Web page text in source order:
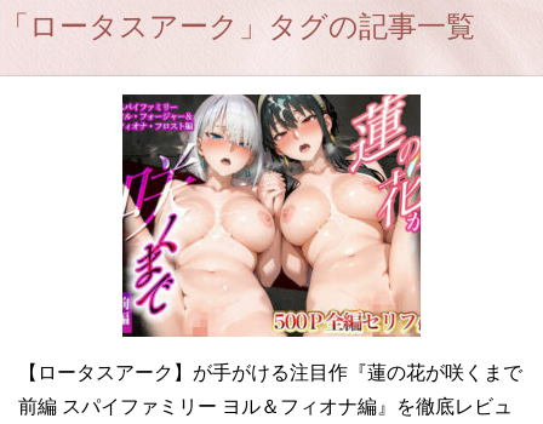
「ロータスアーク」タグの記事一覧
【ロータスアーク】が手がける注目作『蓮の花が咲くまで
前編 スパイファミリー ヨル＆フィオナ編』を徹底レビュ